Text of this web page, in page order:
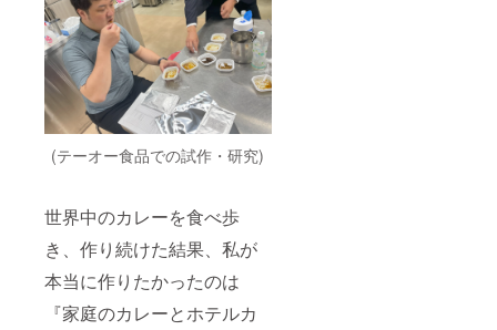
(テーオー食品での試作・研究)
世界中のカレーを食べ歩
き、作り続けた結果、私が
本当に作りたかったのは
『家庭のカレーとホテルカ